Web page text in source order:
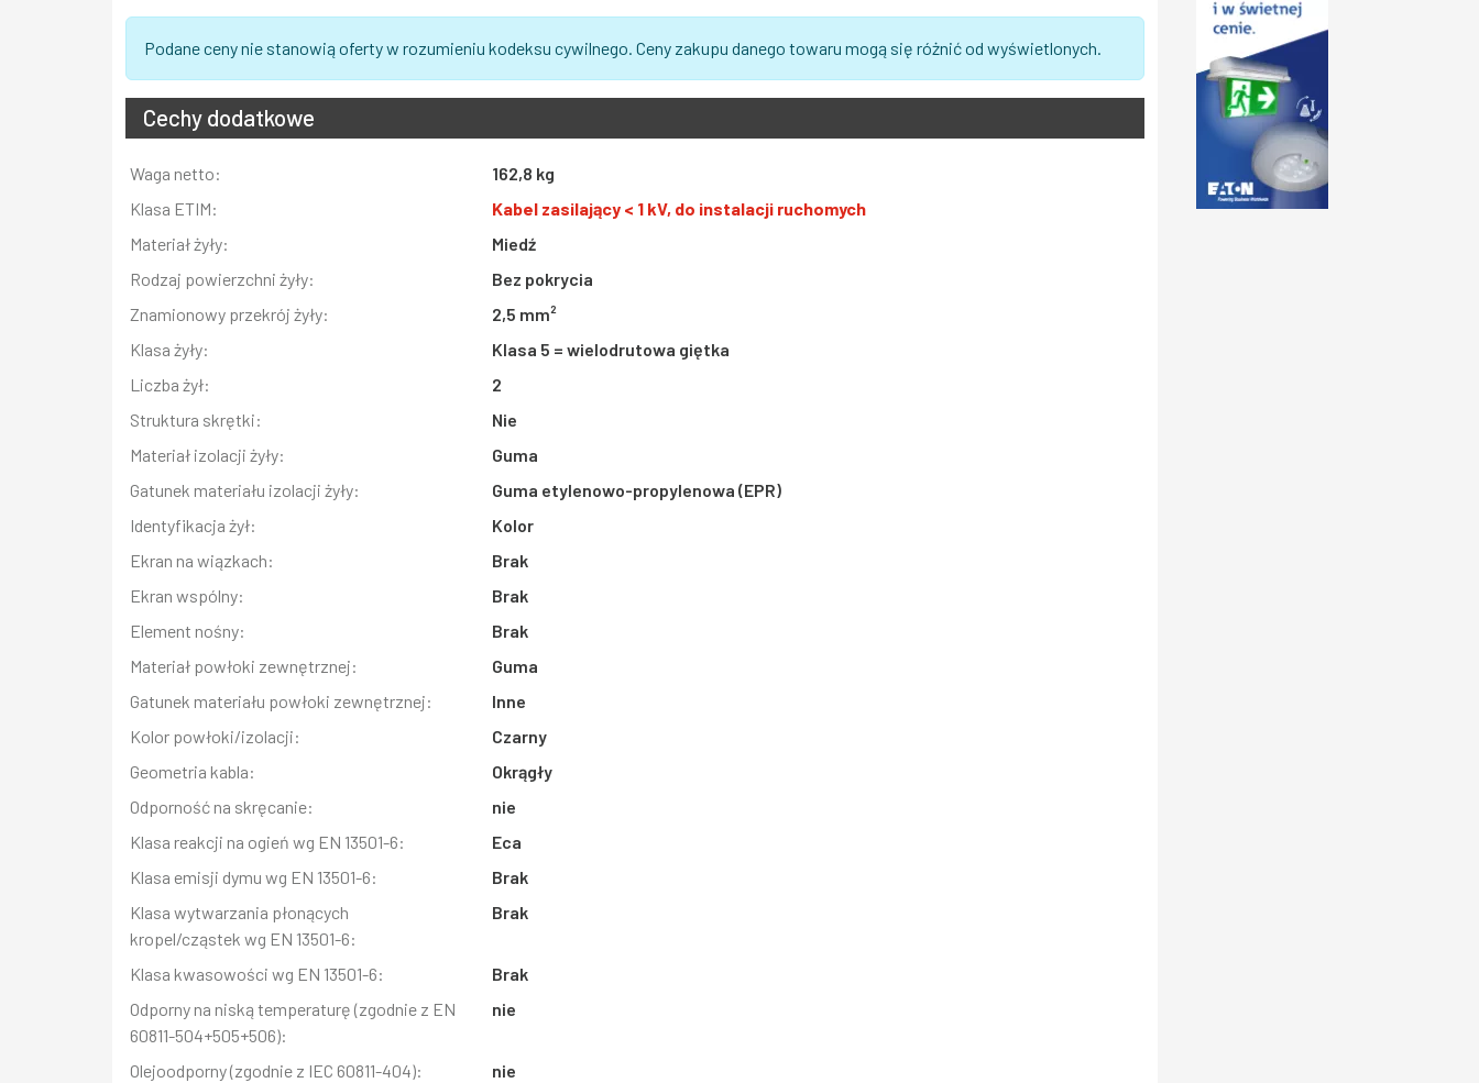
Podane ceny nie stanowią oferty w rozumieniu kodeksu cywilnego. Ceny zakupu danego towaru mogą się różnić od wyświetlonych.
Cechy dodatkowe
Informacja
Wartość
Waga netto:
162,8 kg
Klasa ETIM:
Kabel zasilający < 1 kV, do instalacji ruchomych
Materiał żyły:
Miedź
Rodzaj powierzchni żyły:
Bez pokrycia
Znamionowy przekrój żyły:
2,5 mm²
Klasa żyły:
Klasa 5 = wielodrutowa giętka
Liczba żył:
2
Struktura skrętki:
Nie
Materiał izolacji żyły:
Guma
Gatunek materiału izolacji żyły:
Guma etylenowo-propylenowa (EPR)
Identyfikacja żył:
Kolor
Ekran na wiązkach:
Brak
Ekran wspólny:
Brak
Element nośny:
Brak
Materiał powłoki zewnętrznej:
Guma
Gatunek materiału powłoki zewnętrznej:
Inne
Kolor powłoki/izolacji:
Czarny
Geometria kabla:
Okrągły
Odporność na skręcanie:
nie
Klasa reakcji na ogień wg EN 13501-6:
Eca
Klasa emisji dymu wg EN 13501-6:
Brak
Klasa wytwarzania płonących
kropel/cząstek wg EN 13501-6:
Brak
Klasa kwasowości wg EN 13501-6:
Brak
Odporny na niską temperaturę (zgodnie z EN
60811-504+505+506):
nie
Olejoodporny (zgodnie z IEC 60811-404):
nie